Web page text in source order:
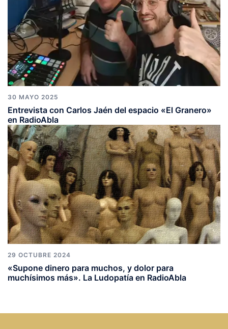
30 MAYO 2025
Entrevista con Carlos Jaén del espacio «El Granero»
en RadioAbla
29 OCTUBRE 2024
«Supone dinero para muchos, y dolor para
muchísimos más». La Ludopatía en RadioAbla